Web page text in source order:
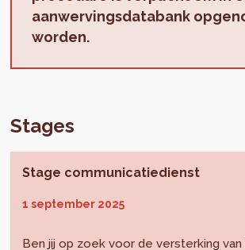
aanwervingsdatabank
worden.
Stages
Stage communicatiedienst
1 september 2025
Ben jij op zoek voor de versterking